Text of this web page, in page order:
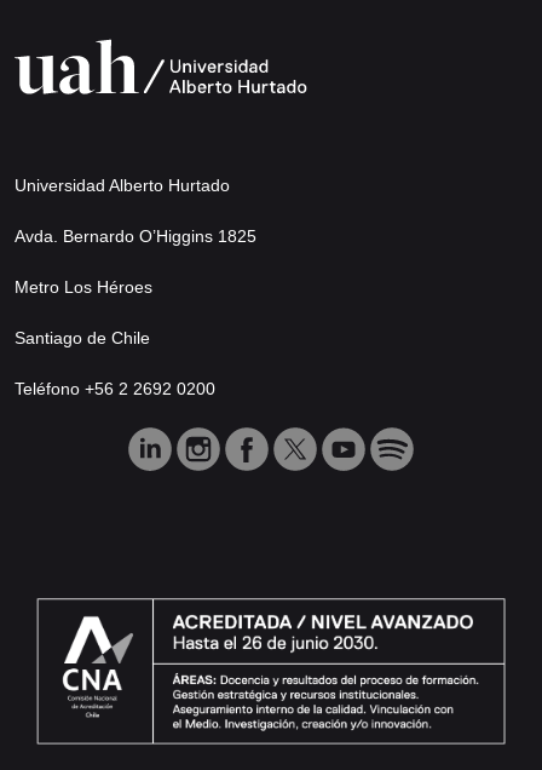
Universidad Alberto Hurtado
Avda. Bernardo O’Higgins 1825
Metro Los Héroes
Santiago de Chile
Teléfono +56 2 2692 0200